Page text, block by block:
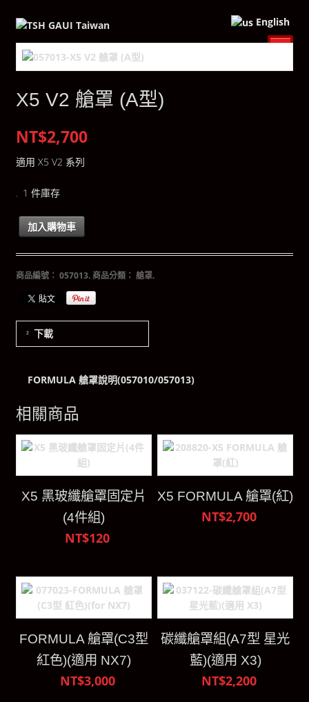
English
X5 V2 艙罩 (A型)
NT$2,700
適用 X5 V2 系列
1 件庫存
加入購物車
商品編號： 057013.商品分類： 艙罩.
下載
FORMULA 艙罩說明(057010/057013)
相關商品
X5 黑玻纖艙罩固定片
(4件組)
NT$120
X5 FORMULA 艙罩(紅)
NT$2,700
FORMULA 艙罩(C3型
紅色)(適用 NX7)
NT$3,000
碳纖艙罩組(A7型 星光
藍)(適用 X3)
NT$2,200